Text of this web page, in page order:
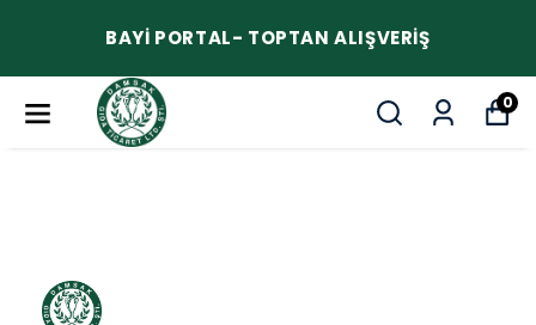
BAYİ PORTAL- TOPTAN ALIŞVERİŞ
0